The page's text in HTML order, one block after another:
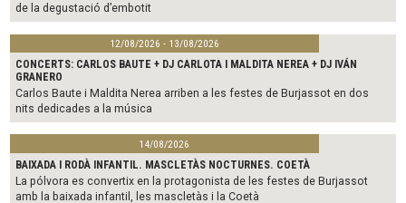
de la degustació d’embotit
12/08/2026 - 13/08/2026
CONCERTS: CARLOS BAUTE + DJ CARLOTA I MALDITA NEREA + DJ IVÁN
GRANERO
Carlos Baute i Maldita Nerea arriben a les festes de Burjassot en dos
nits dedicades a la música
14/08/2026
BAIXADA I RODÀ INFANTIL. MASCLETÀS NOCTURNES. COETÀ
La pólvora es convertix en la protagonista de les festes de Burjassot
amb la baixada infantil, les mascletàs i la Coetà